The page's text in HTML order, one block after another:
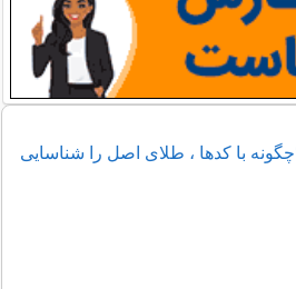
با کدها ، طلای اصل را شناسایی